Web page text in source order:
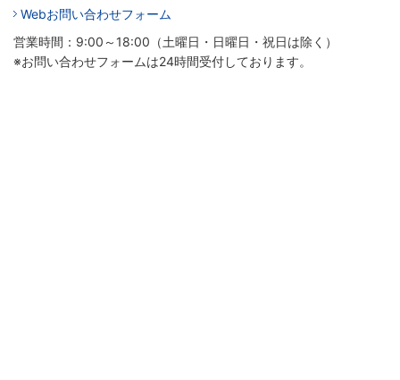
Webお問い合わせフォーム
営業時間：9:00～18:00（土曜日・日曜日・祝日は除く）
※お問い合わせフォームは24時間受付しております。